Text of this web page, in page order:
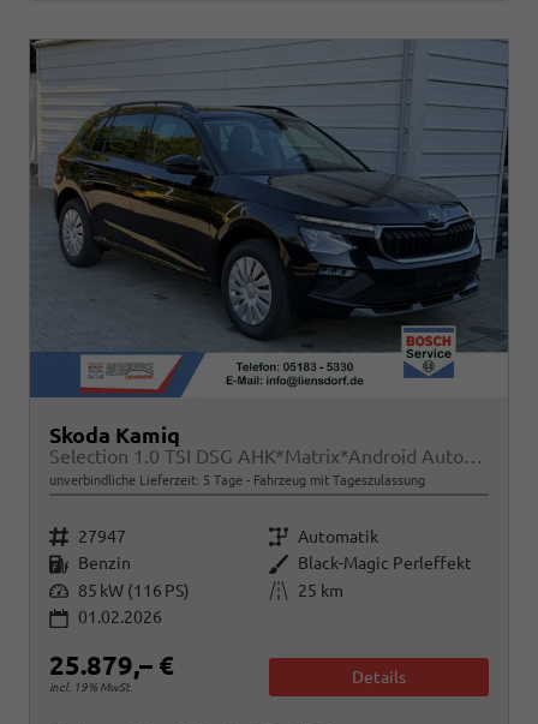
Skoda Kamiq
Selection 1.0 TSI DSG AHK*Matrix*Android Auto*SHZ*Kamera*Keyless*2Z Klimaauto*
unverbindliche Lieferzeit: 5 Tage Fahrzeug mit Tageszulassung
Fahrzeugnr. 27947 Getriebe Automatik
Kraftstoff Benzin Außenfarbe Black-Magic Perleffekt
Leistung 85 kW (116 PS) Kilometerstand
25 km
01.02.2026
25.879,– €
incl. 19% MwSt.
Details